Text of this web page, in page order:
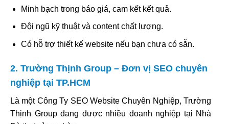
Minh bạch trong báo giá, cam kết kết quả.
Đội ngũ kỹ thuật và content chất lượng.
Có hỗ trợ thiết kế website nếu bạn chưa có sẵn.
2. Trường Thịnh Group – Đơn vị SEO chuyên
nghiệp tại TP.HCM
Là một Công Ty SEO Website Chuyên Nghiệp, Trường
Thịnh Group đang được nhiều doanh nghiệp tại Nhà